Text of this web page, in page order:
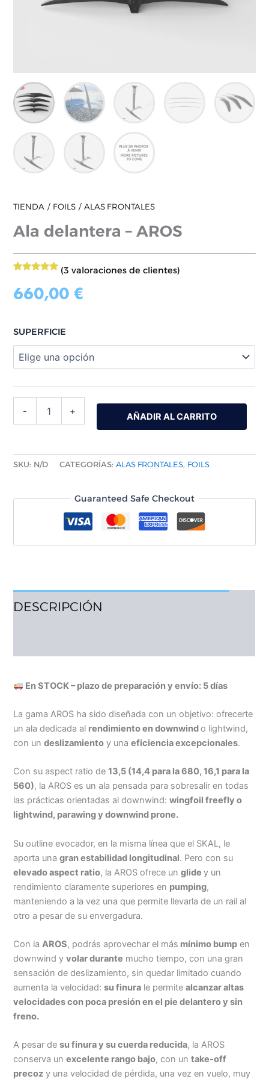
TIENDA FOILS ALAS FRONTALES
Ala delantera – AROS
con5.00
de
5 en base
valoración
(3 valoraciones de clientes)
660,00€
SUPERFICIE
- +
AÑADIR AL CARRITO
SKU: N/D CATEGORÍAS:ALAS FRONTALES, FOILS
Guaranteed Safe Checkout
DESCRIPCIÓN
En STOCK – plazo de preparación y envío: 5 días
La gama AROS ha sido diseñada con un objetivo: ofrecerte
un ala dedicada al rendimiento en downwindo lightwind,
con undeslizamiento y unaeficiencia excepcionales.
Con su aspect ratio de13,5 (14,4 para la 680, 16,1 para la
560), la AROS es un ala pensada para sobresalir en todas
las prácticas orientadas al downwind:wingfoil freefly o
lightwind, parawing y downwind prone.
Su outline evocador, en la misma línea que el SKAL, le
aporta unagran estabilidad longitudinal. Pero con su
elevado aspect ratio, la AROS ofrece unglidey un
rendimiento claramente superiores en pumping,
manteniendo a la vez unaque permite llevarla de un rail al
otro a pesar de su envergadura.
Con laAROS, podrás aprovechar el más mínimo bump en
downwind yvolar durante mucho tiempo, con una gran
sensación de deslizamiento, sin quedar limitado cuando
aumenta la velocidad:su finura le permitealcanzar altas
velocidades con poca presión en el pie delantero y sin
freno.
A pesar desu finura y su cuerda reducida, la AROS
conserva unexcelente rango bajo, con untake-off
precoz y una velocidad de pérdida, una vez en vuelo, muy